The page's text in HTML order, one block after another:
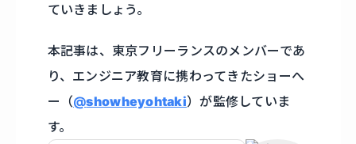
ていきましょう。
本記事は、東京フリーランスのメンバーであ
り、エンジニア教育に携わってきたショーへ
ー（@showheyohtaki）が監修していま
す。